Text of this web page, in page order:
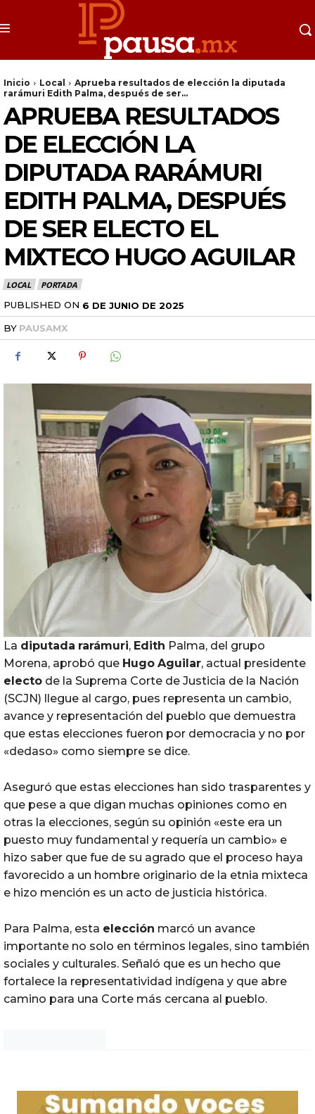
Inicio Local
Aprueba resultados de elección la diputada
rarámuri Edith Palma, después de ser...
APRUEBA RESULTADOS
DE ELECCIÓN LA
DIPUTADA RARÁMURI
EDITH PALMA, DESPUÉS
DE SER ELECTO EL
MIXTECO HUGO AGUILAR
LOCAL PORTADA
PUBLISHED ON 6 DE JUNIO DE 2025
BY PAUSAMX
La diputada rarámuri, Edith Palma, del grupo
Morena, aprobó que Hugo Aguilar, actual presidente
electo de la Suprema Corte de Justicia de la Nación
(SCJN) llegue al cargo, pues representa un cambio,
avance y representación del pueblo que demuestra
que estas elecciones fueron por democracia y no por
«dedaso» como siempre se dice.
Aseguró que estas elecciones han sido trasparentes y
que pese a que digan muchas opiniones como en
otras la elecciones, según su opinión «este era un
puesto muy fundamental y requería un cambio» e
hizo saber que fue de su agrado que el proceso haya
favorecido a un hombre originario de la etnia mixteca
e hizo mención es un acto de justicia histórica.
Para Palma, esta elección marcó un avance
importante no solo en términos legales, sino también
sociales y culturales. Señaló que es un hecho que
fortalece la representatividad indígena y que abre
camino para una Corte más cercana al pueblo.